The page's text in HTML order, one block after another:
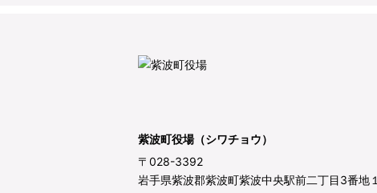
紫波町役場（シワチョウ）
〒028-3392
岩手県紫波郡紫波町紫波中央駅前二丁目3番地１